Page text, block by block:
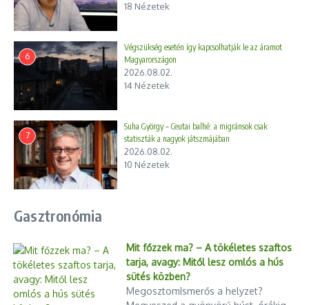
18 Nézetek
6
Végszükség esetén így kapcsolhatják le az áramot
Magyarországon
2026.08.02.
14 Nézetek
7
Suha György – Ceutai balhé: a migránsok csak
statiszták a nagyok játszmájában
2026.08.02.
10 Nézetek
Gasztronómia
Mit főzzek ma? – A tökéletes szaftos
tarja, avagy: Mitől lesz omlós a hús
sütés közben?
MegosztomIsmerős a helyzet?